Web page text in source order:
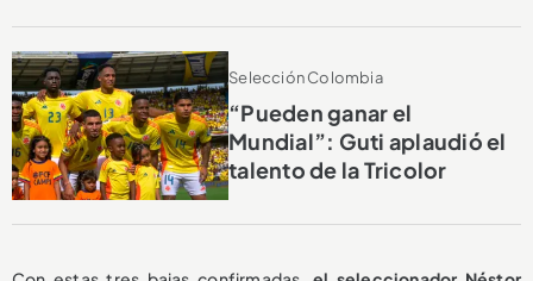
Selección Colombia
“Pueden ganar el
Mundial”: Guti aplaudió el
talento de la Tricolor